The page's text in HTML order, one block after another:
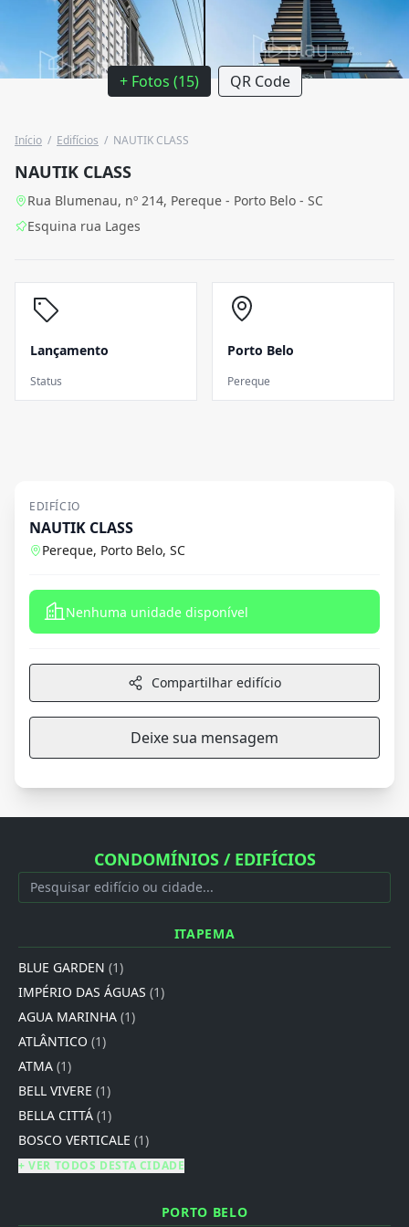
+ Fotos (15) QR Code
Início / Edifícios / NAUTIK CLASS
NAUTIK CLASS
Rua Blumenau, nº 214, Pereque - Porto Belo - SC
Esquina rua Lages
Lançamento
Status
Porto Belo
Pereque
EDIFÍCIO
NAUTIK CLASS
Pereque, Porto Belo, SC
Nenhuma unidade disponível
Compartilhar edifício
Deixe sua mensagem
CONDOMÍNIOS / EDIFÍCIOS
ITAPEMA
BLUE GARDEN (1)
IMPÉRIO DAS ÁGUAS (1)
AGUA MARINHA (1)
ATLÂNTICO (1)
ATMA (1)
BELL VIVERE (1)
BELLA CITTÁ (1)
BOSCO VERTICALE (1)
+ VER TODOS DESTA CIDADE
PORTO BELO